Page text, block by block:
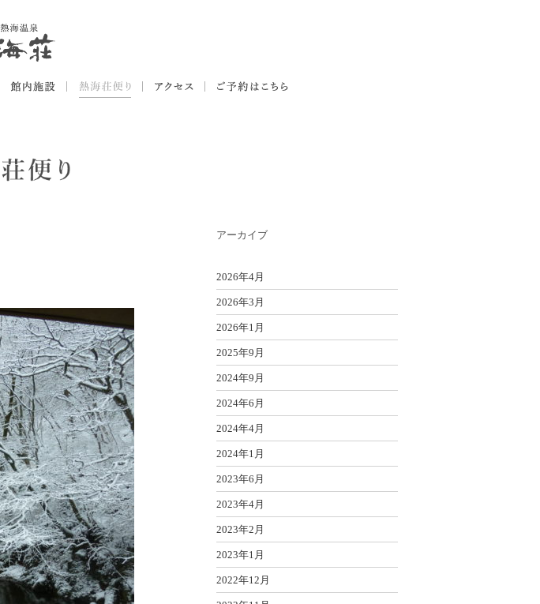
アーカイブ
2026年4月
2026年3月
2026年1月
2025年9月
2024年9月
2024年6月
2024年4月
2024年1月
2023年6月
2023年4月
2023年2月
2023年1月
2022年12月